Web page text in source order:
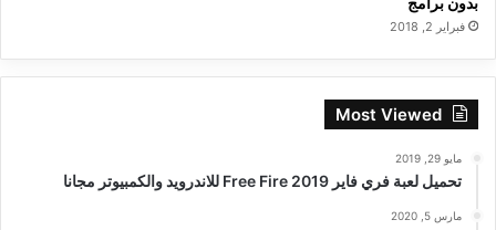
فبراير 2, 2018
Most Viewed
مايو 29, 2019
تحميل لعبة فري فاير Free Fire 2019 للاندرويد والكمبيوتر مجانا
مارس 5, 2020